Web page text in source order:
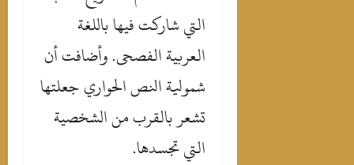
التي شاركت فيها باللغة
العربية الفصحى. وأضافت أن
شمولية النص الحواري جعلتها
تشعر بالقرب من الشخصية
التي تجسدها.